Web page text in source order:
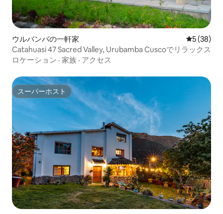
ウルバンバの一軒家 レビュー
5 (38)
Catahuasi 47 Sacred Valley, Urubamba Cuscoでリラックス
ロケーション · 家族 · アクセス
スーパーホスト
スーパーホスト